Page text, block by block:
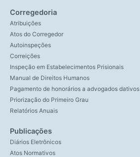
Corregedoria
Atribuições
Atos do Corregedor
Autoinspeções
Correições
Inspeção em Estabelecimentos Prisionais
Manual de Direitos Humanos
Pagamento de honorários a advogados dativos
Priorização do Primeiro Grau
Relatórios Anuais
Publicações
Diários Eletrônicos
Atos Normativos